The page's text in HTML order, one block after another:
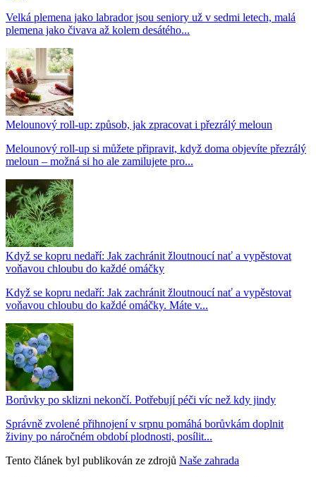
Velká plemena jako labrador jsou seniory už v sedmi letech, malá
plemena jako čivava až kolem desátého...
Melounový roll-up: způsob, jak zpracovat i přezrálý meloun
Melounový roll-up si můžete připravit, když doma objevíte přezrálý
meloun – možná si ho ale zamilujete pro...
Když se kopru nedaří: Jak zachránit žloutnoucí nať a vypěstovat
voňavou chloubu do každé omáčky
Když se kopru nedaří: Jak zachránit žloutnoucí nať a vypěstovat
voňavou chloubu do každé omáčky. Máte v...
Borůvky po sklizni nekončí. Potřebují péči víc než kdy jindy
Správně zvolené přihnojení v srpnu pomáhá borůvkám doplnit
živiny po náročném období plodnosti, posílit...
Tento článek byl publikován ze zdrojů Naše zahrada